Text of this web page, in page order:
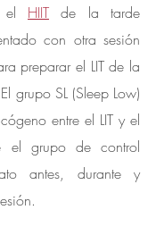
el HIIT de la tarde
con otra sesión
preparar el LIT de la
grupo SL (Sleep Low)
entre el LIT y el
el grupo de control
antes, durante y